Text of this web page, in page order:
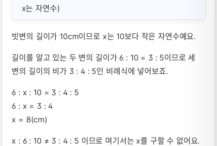
x는 자연수)
빗변의 길이가 10cm이므로 x는 10보다 작은 자연수예요.
길이를 알고 있는 두 변의 길이가 6 : 10 = 3 : 5이므로 세
변의 길이의 비가 3 : 4 : 5인 비례식에 넣어보죠.
6 : x : 10 = 3 : 4 : 5
6 : x = 3 : 4
x = 8(cm)
x : 6 : 10 ≠ 3 : 4 : 5 이므로 여기서는 x를 구할 수 없어요.